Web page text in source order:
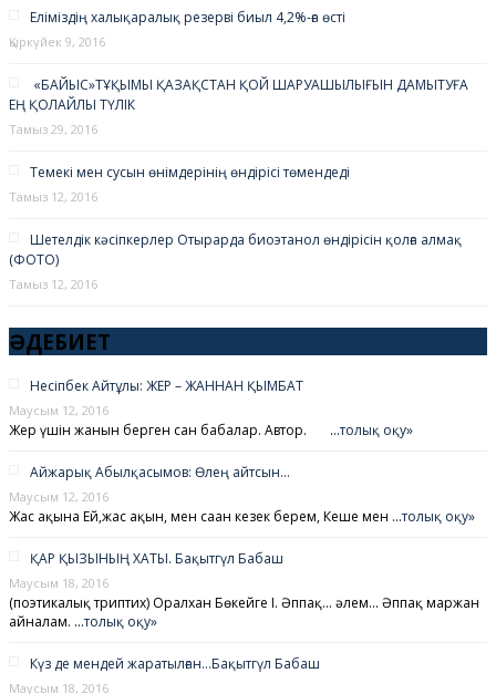
Еліміздің халықаралық резервi биыл 4,2%-ға өстi
Қыркүйек 9, 2016
«БАЙЫС»ТҰҚЫМЫ ҚАЗАҚСТАН ҚОЙ ШАРУАШЫЛЫҒЫН ДАМЫТУҒА
ЕҢ ҚОЛАЙЛЫ ТҮЛІК
Тамыз 29, 2016
Темекі мен сусын өнімдерінің өндірісі төмендеді
Тамыз 12, 2016
Шетелдік кәсіпкерлер Отырарда биоэтанол өндірісін қолға алмақ
(ФОТО)
Тамыз 12, 2016
ӘДЕБИЕТ
Несіпбек Айтұлы: ЖЕР – ЖАННАН ҚЫМБАТ
Маусым 12, 2016
Жер үшін жанын берген сан бабалар. Автор. …толық оқу»
Айжарық Абылқасымов: Өлең айтсын…
Маусым 12, 2016
Жас ақынға Ей,жас ақын, мен саған кезек берем, Кеше мен …толық оқу»
ҚАР ҚЫЗЫНЫҢ ХАТЫ. Бақытгүл Бабаш
Маусым 18, 2016
(поэтикалық триптих) Оралхан Бөкейге I. Әппақ… әлем… Әппақ маржан
айналам. …толық оқу»
Күз де мендей жаратылған…Бақытгүл Бабаш
Маусым 18, 2016